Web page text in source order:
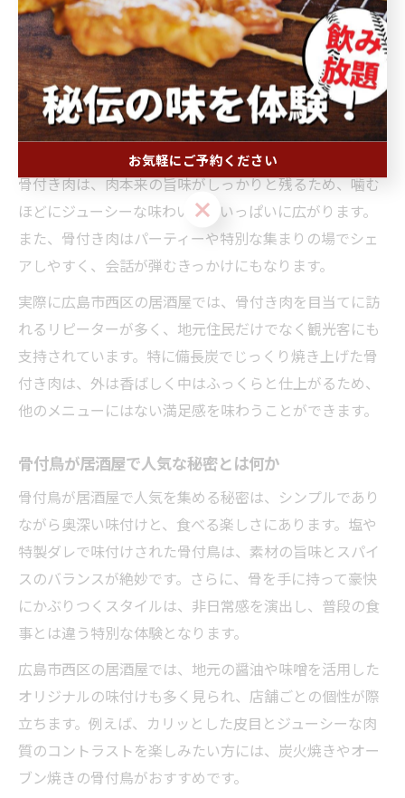
由
居酒屋の骨付き肉が愛される理由を解説
広島県広島市西区の居酒屋で骨付き肉が多くの人に愛さ
れる理由は、その豪快な見た目と食べ応えにあります。
骨付き肉は、肉本来の旨味がしっかりと残るため、噛む
ほどにジューシーな味わいが口いっぱいに広がります。
また、骨付き肉はパーティーや特別な集まりの場でシェ
アしやすく、会話が弾むきっかけにもなります。
実際に広島市西区の居酒屋では、骨付き肉を目当てに訪
れるリピーターが多く、地元住民だけでなく観光客にも
支持されています。特に備長炭でじっくり焼き上げた骨
付き肉は、外は香ばしく中はふっくらと仕上がるため、
他のメニューにはない満足感を味わうことができます。
骨付鳥が居酒屋で人気な秘密とは何か
骨付鳥が居酒屋で人気を集める秘密は、シンプルであり
ながら奥深い味付けと、食べる楽しさにあります。塩や
特製ダレで味付けされた骨付鳥は、素材の旨味とスパイ
スのバランスが絶妙です。さらに、骨を手に持って豪快
にかぶりつくスタイルは、非日常感を演出し、普段の食
事とは違う特別な体験となります。
広島市西区の居酒屋では、地元の醤油や味噌を活用した
オリジナルの味付けも多く見られ、店舗ごとの個性が際
立ちます。例えば、カリッとした皮目とジューシーな肉
質のコントラストを楽しみたい方には、炭火焼きやオー
ブン焼きの骨付鳥がおすすめです。
お気軽にご予約ください
お気軽にご予約ください